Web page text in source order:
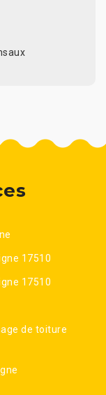
17510
17510
de toiture